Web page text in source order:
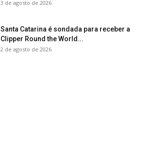
3 de agosto de 2026
Santa Catarina é sondada para receber a
Clipper Round the World...
2 de agosto de 2026